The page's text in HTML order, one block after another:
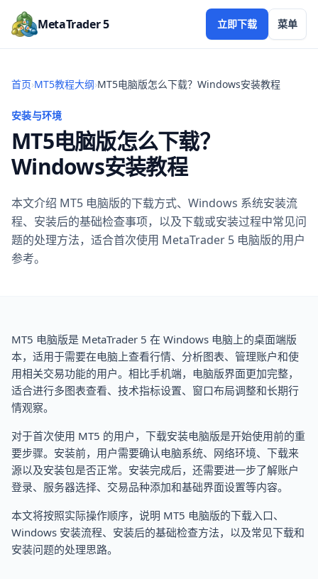
MetaTrader 5 立即下载 菜单
首页›MT5教程大纲›MT5电脑版怎么下载？Windows安装教程
安装与环境
MT5电脑版怎么下载？
Windows安装教程
本文介绍 MT5 电脑版的下载方式、Windows 系统安装流
程、安装后的基础检查事项，以及下载或安装过程中常见问
题的处理方法，适合首次使用 MetaTrader 5 电脑版的用户
参考。
MT5 电脑版是 MetaTrader 5 在 Windows 电脑上的桌面端版
本，适用于需要在电脑上查看行情、分析图表、管理账户和使
用相关交易功能的用户。相比手机端，电脑版界面更加完整，
适合进行多图表查看、技术指标设置、窗口布局调整和长期行
情观察。
对于首次使用 MT5 的用户，下载安装电脑版是开始使用前的重
要步骤。安装前，用户需要确认电脑系统、网络环境、下载来
源以及安装包是否正常。安装完成后，还需要进一步了解账户
登录、服务器选择、交易品种添加和基础界面设置等内容。
本文将按照实际操作顺序，说明 MT5 电脑版的下载入口、
Windows 安装流程、安装后的基础检查方法，以及常见下载和
安装问题的处理思路。